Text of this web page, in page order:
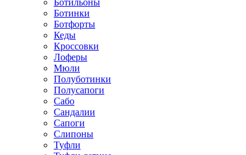
Ботильоны
Ботинки
Ботфорты
Кеды
Кроссовки
Лоферы
Мюли
Полуботинки
Полусапоги
Сабо
Сандалии
Сапоги
Слипоны
Туфли